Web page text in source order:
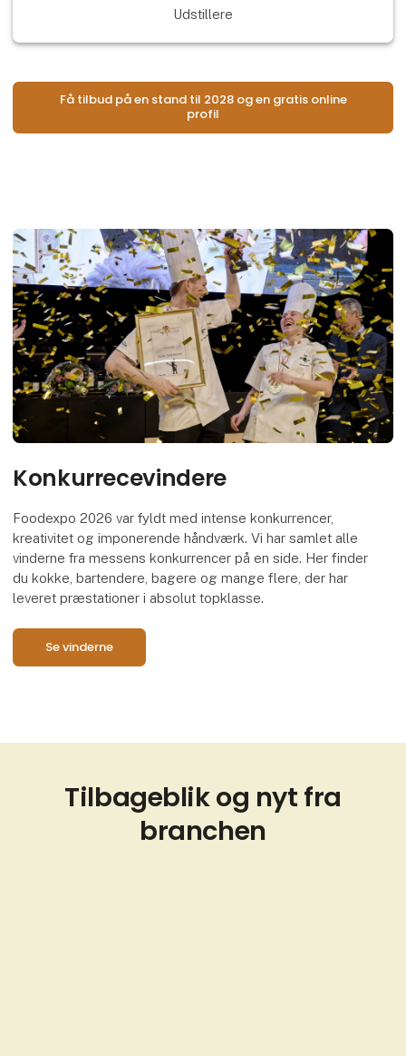
Udstillere
Få tilbud på en stand til 2028 og en gratis online
profil
Konkurrecevindere
Foodexpo 2026 var fyldt med intense konkurrencer,
kreativitet og imponerende håndværk. Vi har samlet alle
vinderne fra messens konkurrencer på en side. Her finder
du kokke, bartendere, bagere og mange flere, der har
leveret præstationer i absolut topklasse.
Se vinderne
Tilbageblik og nyt fra
branchen